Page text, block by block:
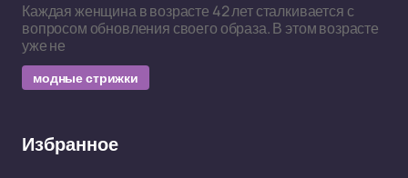
Каждая женщина в возрасте 42 лет сталкивается с
вопросом обновления своего образа. В этом возрасте
уже не
модные стрижки
Избранное